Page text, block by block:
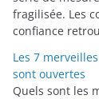
fragilisée. Les
confiance
Les 7
sont ouvertes
Quels sont les